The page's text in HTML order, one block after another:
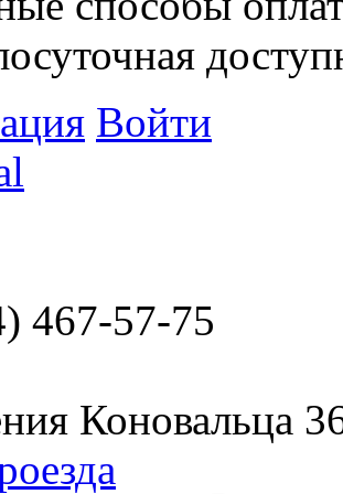
Войти
467-57-75
Коновальца